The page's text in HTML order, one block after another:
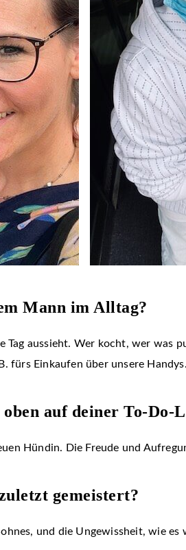
Mann im Alltag?
Tag aussieht. Wer kocht, wer was
fürs Einkaufen über unsere Handys.
auf deiner To-Do-
Hündin. Die Freude und
gemeistert?
und die Ungewissheit, wie